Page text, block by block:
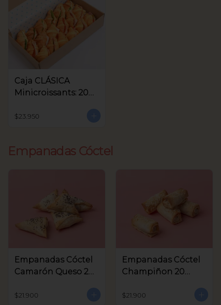
Caja CLÁSICA
Minicroissants: 20
$23.950
Empanadas Cóctel
Empanadas Cóctel
Camarón Queso 20
$21.900
Empanadas Cóctel
Champiñon 20
$21.900